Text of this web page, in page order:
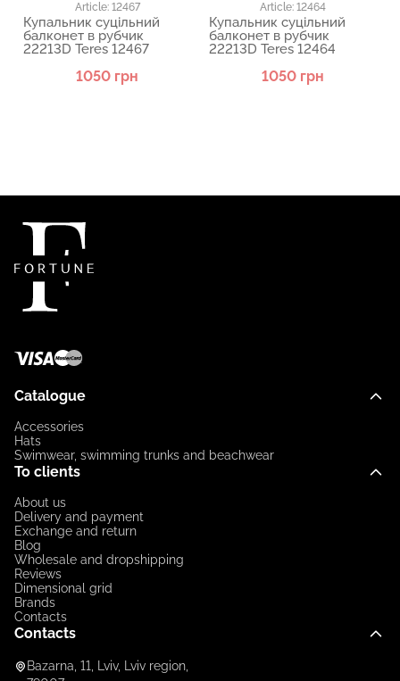
Article: 12467
Купальник суцільний
балконет в рубчик
22213D Teres 12467
1050 грн
Article: 12464
Купальник суцільний
балконет в рубчик
22213D Teres 12464
1050 грн
Catalogue
Accessories
Hats
Swimwear, swimming trunks and beachwear
To clients
About us
Delivery and payment
Exchange and return
Blog
Wholesale and dropshipping
Reviews
Dimensional grid
Brands
Contacts
Contacts
Bazarna, 11, Lviv, Lviv region,